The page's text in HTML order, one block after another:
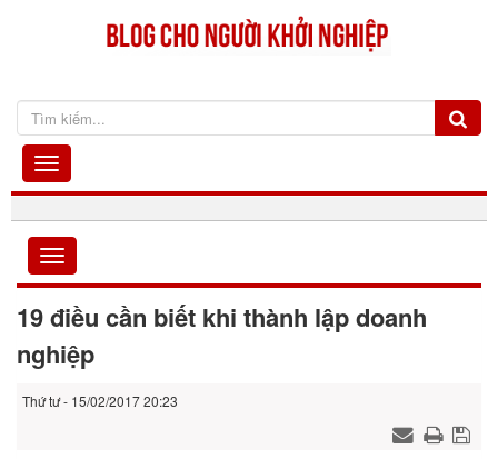
19 điều cần biết khi thành lập doanh
nghiệp
Thứ tư - 15/02/2017 20:23